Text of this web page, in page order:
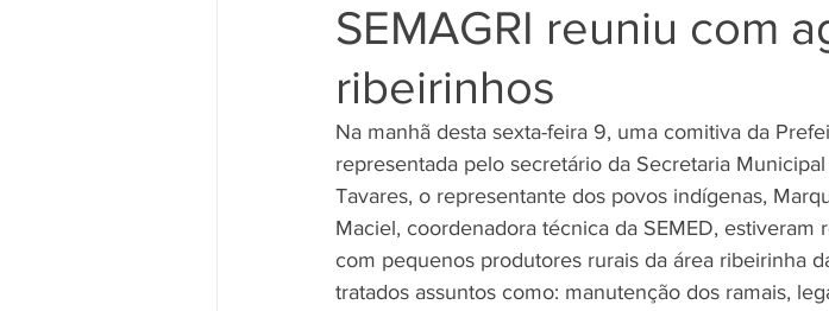
Planejamento e Gestão segurança
SEMAGRI reuniu com
ribeirinhos
Na manhã desta sexta-feira 9, uma comitiva da
representada pelo secretário da Secretaria
Tavares, o representante dos povos indígenas,
Maciel, coordenadora técnica da SEMED,
com pequenos produtores rurais da área ribeirinha
tratados assuntos como: manutenção dos ramais,